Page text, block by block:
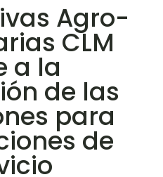
Agro-
CLM
a la
de las
para
de